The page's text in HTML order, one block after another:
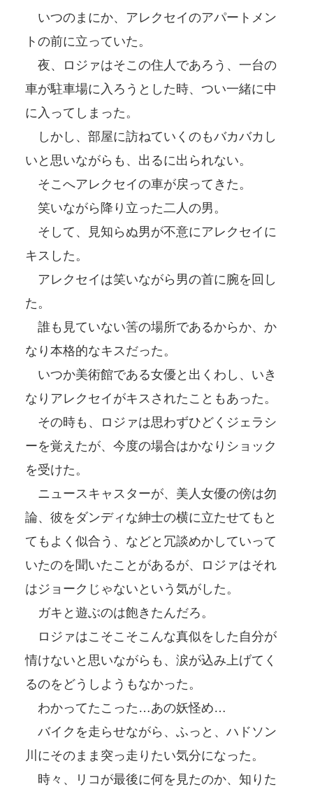
いつのまにか、アレクセイのアパートメン
トの前に立っていた。
夜、ロジァはそこの住人であろう、一台の
車が駐車場に入ろうとした時、つい一緒に中
に入ってしまった。
しかし、部屋に訪ねていくのもバカバカし
いと思いながらも、出るに出られない。
そこへアレクセイの車が戻ってきた。
笑いながら降り立った二人の男。
そして、見知らぬ男が不意にアレクセイに
キスした。
アレクセイは笑いながら男の首に腕を回し
た。
誰も見ていない筈の場所であるからか、か
なり本格的なキスだった。
いつか美術館である女優と出くわし、いき
なりアレクセイがキスされたこともあった。
その時も、ロジァは思わずひどくジェラシ
ーを覚えたが、今度の場合はかなりショック
を受けた。
ニュースキャスターが、美人女優の傍は勿
論、彼をダンディな紳士の横に立たせてもと
てもよく似合う、などと冗談めかしていって
いたのを聞いたことがあるが、ロジァはそれ
はジョークじゃないという気がした。
ガキと遊ぶのは飽きたんだろ。
ロジァはこそこそこんな真似をした自分が
情けないと思いながらも、涙が込み上げてく
るのをどうしようもなかった。
わかってたこった…あの妖怪め…
バイクを走らせながら、ふっと、ハドソン
川にそのまま突っ走りたい気分になった。
時々、リコが最後に何を見たのか、知りた